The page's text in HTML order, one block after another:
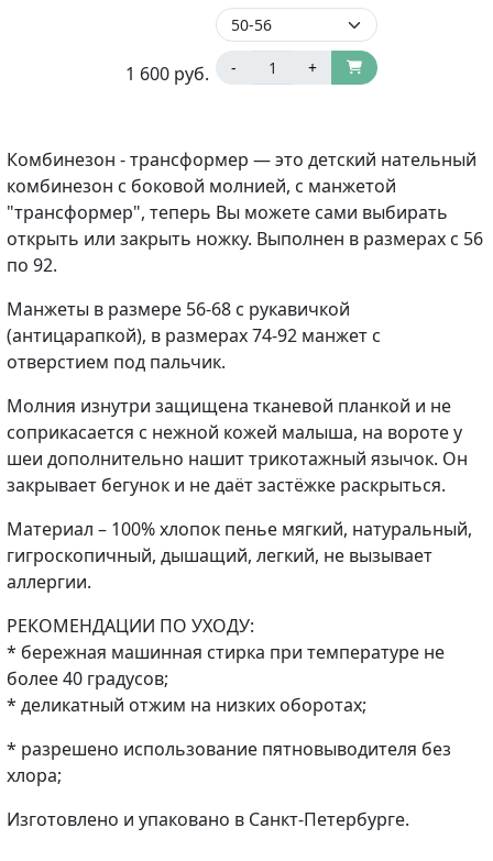
1 600 руб. - +
Комбинезон - трансформер — это детский нательный
комбинезон с боковой молнией, с манжетой
"трансформер", теперь Вы можете сами выбирать
открыть или закрыть ножку. Выполнен в размерах с 56
по 92.
Манжеты в размере 56-68 с рукавичкой
(антицарапкой), в размерах 74-92 манжет с
отверстием под пальчик.
Молния изнутри защищена тканевой планкой и не
соприкасается с нежной кожей малыша, на вороте у
шеи дополнительно нашит трикотажный язычок. Он
закрывает бегунок и не даёт застёжке раскрыться.
Материал – 100% хлопок пенье мягкий, натуральный,
гигроскопичный, дышащий, легкий, не вызывает
аллергии.
РЕКОМЕНДАЦИИ ПО УХОДУ:
* бережная машинная стирка при температуре не
более 40 градусов;
* деликатный отжим на низких оборотах;
* разрешено использование пятновыводителя без
хлора;
Изготовлено и упаковано в Санкт-Петербурге.